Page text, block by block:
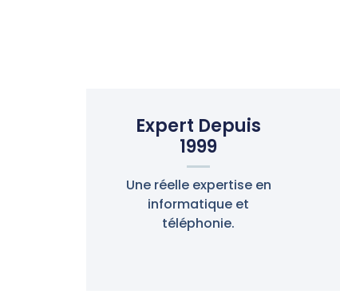
Expert Depuis
1999
Une réelle expertise en
informatique et
téléphonie.